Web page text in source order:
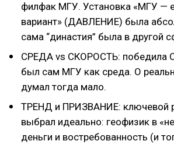
филфак МГУ. Установка «МГУ —
вариант» (ДАВЛЕНИЕ) была
сама “династия” была в другой
СРЕДА vs СКОРОСТЬ: победила
был сам МГУ как среда. О
думал тогда мало.
ТРЕНД и ПРИЗВАНИЕ: ключевой
выбрал идеально: геофизик в
деньги и востребованность (и